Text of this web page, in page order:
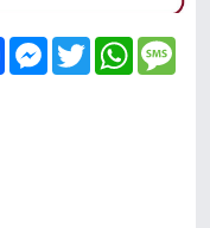
FacebookMessenger
Twitter